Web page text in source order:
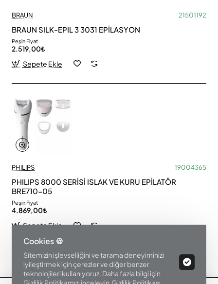
Cookies 🍪
Sitemizin işlevselliğini ve tarama deneyiminizi
iyileştirmek için çerezler ve diğer benzer
teknolojileri kullanıyoruz. Daha fazla bilgi için
BRAUN 21501192
BRAUN SILK-EPIL 3 3031 EPİLASYON
Peşin Fiyat
2.519,00₺
Sepete Ekle
PHILIPS 19004365
PHILIPS 8000 SERİSİ ISLAK VE KURU EPİLATÖR
BRE710-05
Peşin Fiyat
4.869,00₺
Sepete Ekle
Ürün Filtre